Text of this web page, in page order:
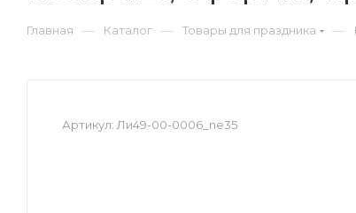
Главная — Каталог — Товары для праздника —
Артикул: Ли49-00-0006_ne35